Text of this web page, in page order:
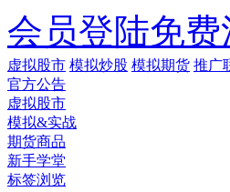
会员登陆免费
虚拟股市 模拟炒股 模拟期货 推广
官方公告
虚拟股市
模拟&实战
期货商品
新手学堂
标签浏览